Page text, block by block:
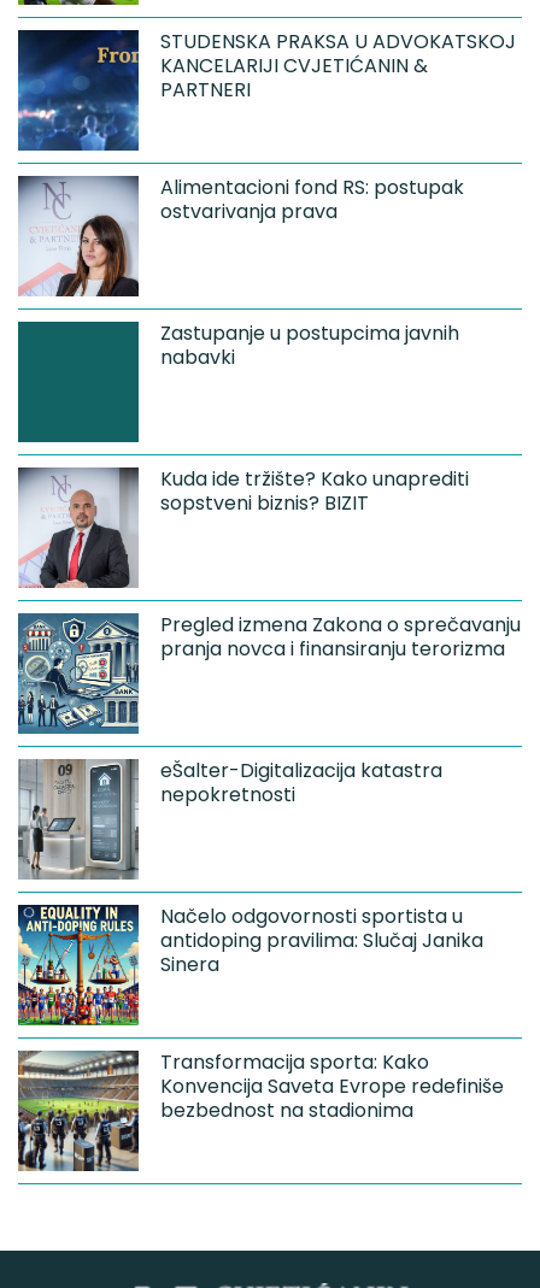
STUDENSKA PRAKSA U ADVOKATSKOJ
KANCELARIJI CVJETIĆANIN &
PARTNERI
Alimentacioni fond RS: postupak
ostvarivanja prava
Zastupanje u postupcima javnih
nabavki
Kuda ide tržište? Kako unaprediti
sopstveni biznis? BIZIT
Pregled izmena Zakona o sprečavanju
pranja novca i finansiranju terorizma
eŠalter-Digitalizacija katastra
nepokretnosti
Načelo odgovornosti sportista u
antidoping pravilima: Slučaj Janika
Sinera
Transformacija sporta: Kako
Konvencija Saveta Evrope redefiniše
bezbednost na stadionima